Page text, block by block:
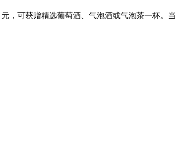
，可获赠精选葡萄酒、气泡酒或气泡茶一杯。当